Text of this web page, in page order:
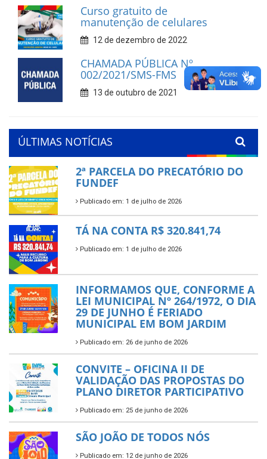
Curso gratuito de
manutenção de celulares
12 de dezembro de 2022
CHAMADA PÚBLICA Nº
002/2021/SMS-FMS
13 de outubro de 2021
ÚLTIMAS NOTÍCIAS
2ª PARCELA DO PRECATÓRIO DO
FUNDEF
Publicado em: 1 de julho de 2026
TÁ NA CONTA R$ 320.841,74
Publicado em: 1 de julho de 2026
INFORMAMOS QUE, CONFORME A
LEI MUNICIPAL Nº 264/1972, O DIA
29 DE JUNHO É FERIADO
MUNICIPAL EM BOM JARDIM
Publicado em: 26 de junho de 2026
CONVITE – OFICINA II DE
VALIDAÇÃO DAS PROPOSTAS DO
PLANO DIRETOR PARTICIPATIVO
Publicado em: 25 de junho de 2026
SÃO JOÃO DE TODOS NÓS
Publicado em: 12 de junho de 2026